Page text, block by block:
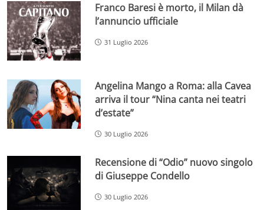
Franco Baresi è morto, il Milan dà
l’annuncio ufficiale
31 Luglio 2026
Angelina Mango a Roma: alla Cavea
arriva il tour “Nina canta nei teatri
d’estate”
30 Luglio 2026
Recensione di “Odio” nuovo singolo
di Giuseppe Condello
30 Luglio 2026